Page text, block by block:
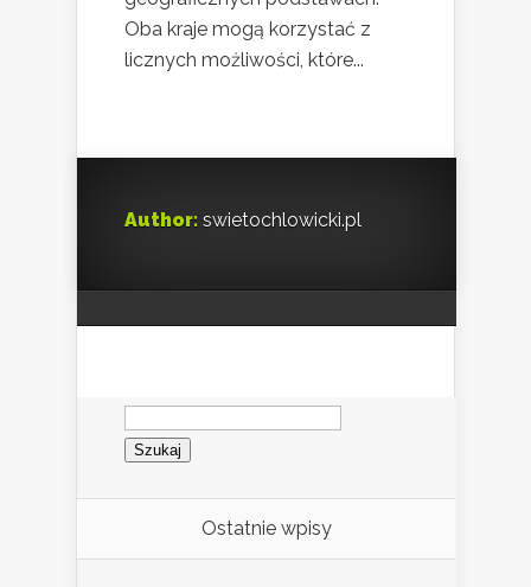
Oba kraje mogą korzystać z
licznych możliwości, które...
Author: swietochlowicki.pl
Szukaj:
Ostatnie wpisy